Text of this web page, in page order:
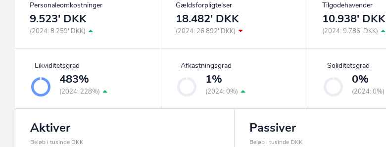
Personaleomkostninger
9.523' DKK
(2024: 8.259' DKK)
Gældsforpligtelser
18.482' DKK
(2024: 26.892' DKK)
Tilgodehavender
10.938' DKK
(2024: 9.786' DKK)
Likviditetsgrad
483%
(2024: 228%)
Afkastningsgrad
1%
(2024: 0%)
Soliditetsgrad
0%
(2024: 0%)
Aktiver
Beløb i tusinde DKK
Passiver
Beløb i tusinde DKK